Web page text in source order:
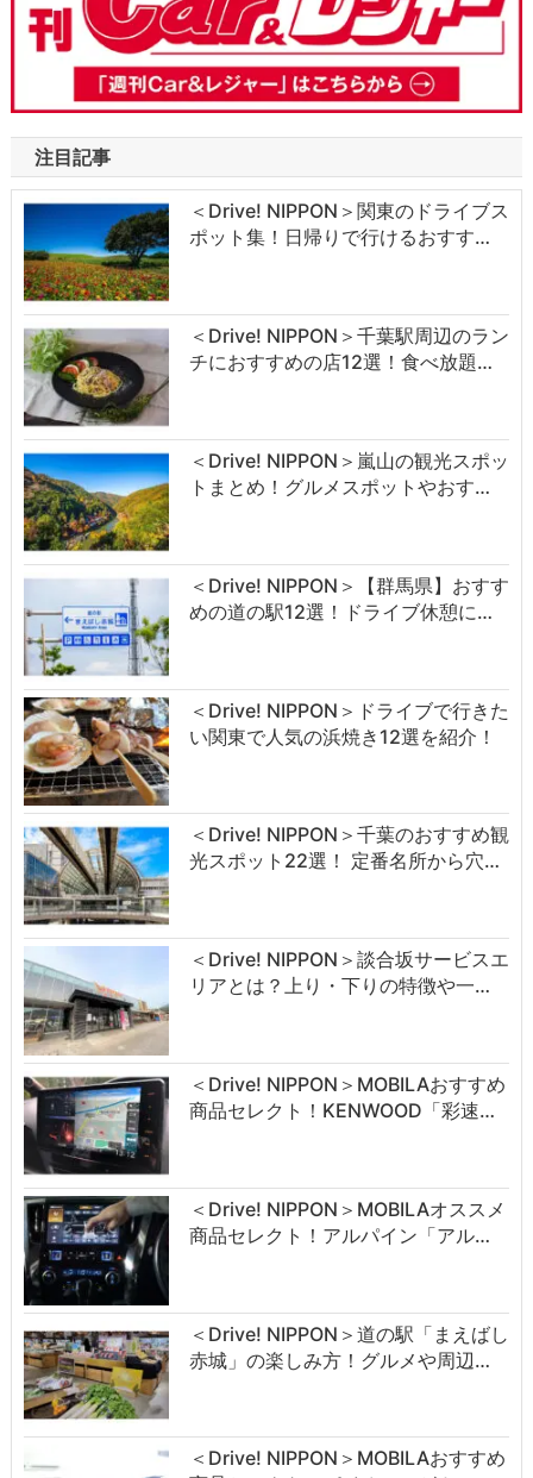
注目記事
＜Drive! NIPPON＞関東のドライブス
ポット集！日帰りで行けるおすす…
＜Drive! NIPPON＞千葉駅周辺のラン
チにおすすめの店12選！食べ放題…
＜Drive! NIPPON＞嵐山の観光スポッ
トまとめ！グルメスポットやおす…
＜Drive! NIPPON＞【群馬県】おすす
めの道の駅12選！ドライブ休憩に…
＜Drive! NIPPON＞ドライブで行きた
い関東で人気の浜焼き12選を紹介！
＜Drive! NIPPON＞千葉のおすすめ観
光スポット22選！ 定番名所から穴…
＜Drive! NIPPON＞談合坂サービスエ
リアとは？上り・下りの特徴や一…
＜Drive! NIPPON＞MOBILAおすすめ
商品セレクト！KENWOOD「彩速…
＜Drive! NIPPON＞MOBILAオススメ
商品セレクト！アルパイン「アル…
＜Drive! NIPPON＞道の駅「まえばし
赤城」の楽しみ方！グルメや周辺…
＜Drive! NIPPON＞MOBILAおすすめ